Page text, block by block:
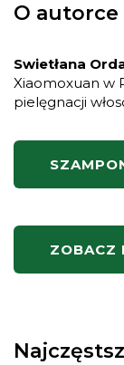
O autorce
Swietłana
Xiaomoxuan w
pielęgnacji
ZOBACZ